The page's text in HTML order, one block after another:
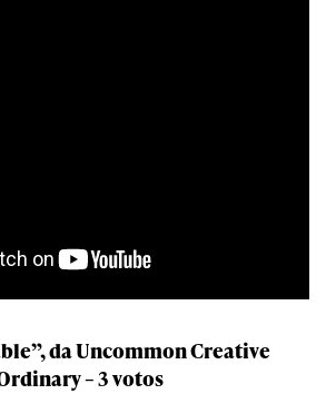
da Uncommon Creative
– 3 votos